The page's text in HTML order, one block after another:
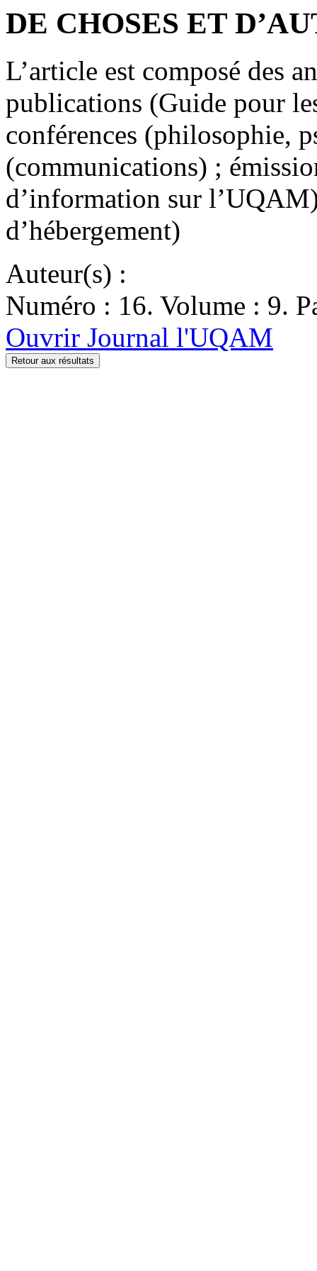
DE CHOSES ET
L’article est composé des
publications (Guide pour
conférences (philosophie,
(communications) ;
d’information sur
d’hébergement)
Auteur(s) :
Numéro : 16. Volume : 9.
Ouvrir Journal l'UQAM
Retour aux résultats